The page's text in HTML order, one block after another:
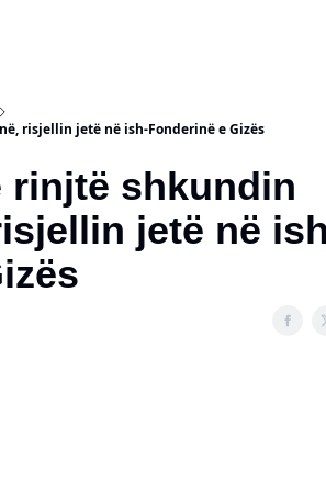
risjellin jetë në ish-Fonderinë e Gizës
rinjtë shkundin
jetë në